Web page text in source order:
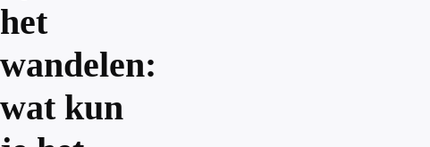
het
wandelen:
wat kun